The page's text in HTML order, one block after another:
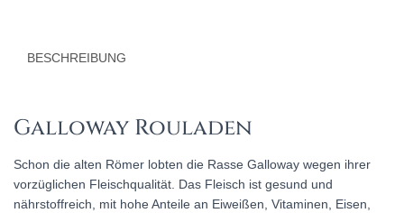
BESCHREIBUNG
Galloway Rouladen
Schon die alten Römer lobten die Rasse Galloway wegen ihrer
vorzüglichen Fleischqualität. Das Fleisch ist gesund und
nährstoffreich, mit hohe Anteile an Eiweißen, Vitaminen, Eisen,